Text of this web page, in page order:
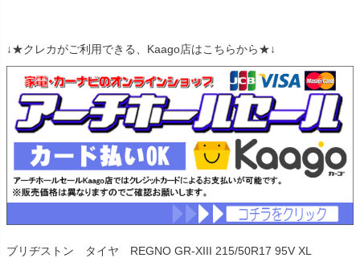
↓★クレカがご利用できる、Kaago店はこちらから★↓
ブリヂストン タイヤ REGNO GR-XIII 215/50R17 95V XL